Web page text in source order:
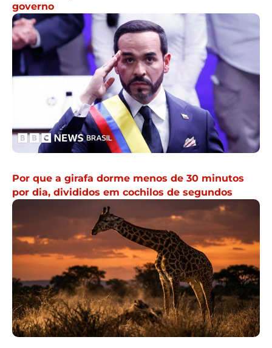
governo
Por que a girafa dorme menos de 30 minutos
por dia, divididos em cochilos de segundos